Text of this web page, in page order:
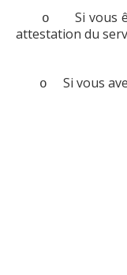
o
Si vous
attestation du
o
Si vous